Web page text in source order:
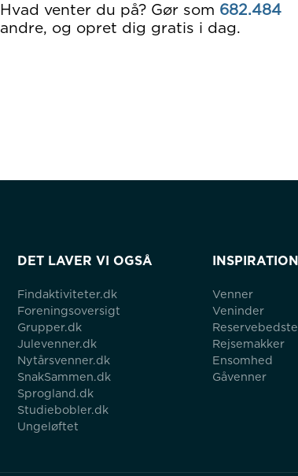
Hvad venter du på? Gør som 682.484
andre, og opret dig gratis i dag.
DET LAVER VI OGSÅ
Findaktiviteter.dk
Foreningsoversigt
Grupper.dk
Julevenner.dk
Nytårsvenner.dk
SnakSammen.dk
Sprogland.dk
Studiebobler.dk
Ungeløftet
INSPIRATION
Venner
Veninder
Reservebedste
Rejsemakker
Ensomhed
Gåvenner